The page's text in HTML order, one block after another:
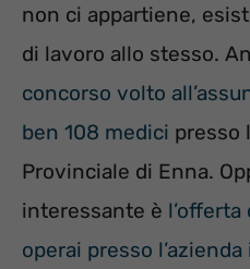
non ci appartiene,
di lavoro allo stesso.
concorso volto
ben 108 medici presso
Provinciale di Enna.
interessante è
operai presso